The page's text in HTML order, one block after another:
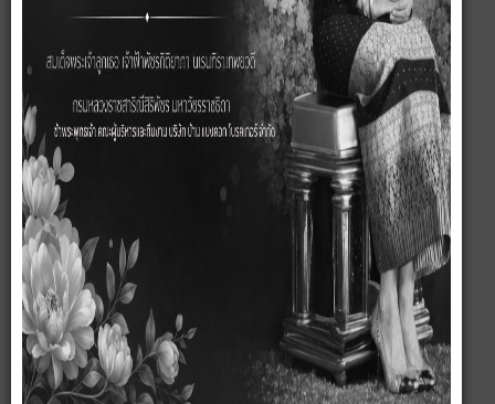
อพาร์ทเม้นต์/อาคาร
โรงงาน/โกดัง โรงแรม/รีสอร์ท
ที่ดินพร้อมกิจการ
รายการผู้ขาย